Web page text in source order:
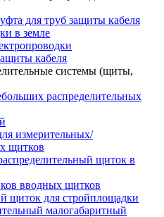
для труб защиты кабеля
в земле
кабеля
системы (щиты,
распределительных
измерительных/
щитков
щиток в
вводных щитков
щиток для стройплощадки
малогабаритный